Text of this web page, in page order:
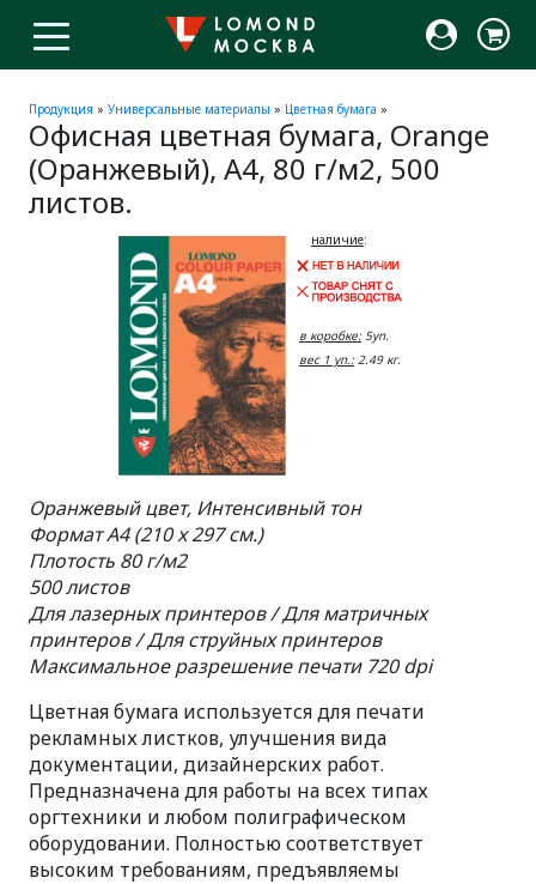
Продукция » Универсальные материалы » Цветная бумага »
Офисная цветная бумага, Orange
(Оранжевый), A4, 80 г/м2, 500
листов.
наличие:
в коробке: 5уп.
вес 1 уп.: 2.49 кг.
Оранжевый цвет, Интенсивный тон
Формат A4 (210 x 297 см.)
Плотость 80 г/м2
500 листов
Для лазерных принтеров / Для матричных
принтеров / Для струйных принтеров
Максимальное разрешение печати 720 dpi
Цветная бумага используется для печати
рекламных листков, улучшения вида
документации, дизайнерских работ.
Предназначена для работы на всех типах
оргтехники и любом полиграфическом
оборудовании. Полностью соответствует
высоким требованиям, предъявляемы